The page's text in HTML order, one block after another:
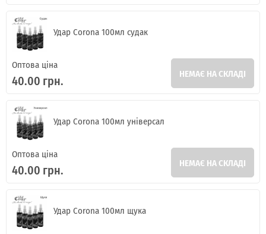
Удар Corona 100мл судак
Оптова ціна
40.00 грн. НЕМАЄ НА СКЛАДІ
Удар Corona 100мл універсал
Оптова ціна
40.00 грн. НЕМАЄ НА СКЛАДІ
Удар Corona 100мл щука